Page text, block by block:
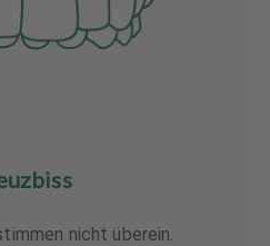
nicht überein.